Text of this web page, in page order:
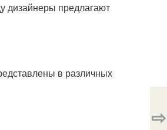
дизайнеры предлагают
в различных
⇨